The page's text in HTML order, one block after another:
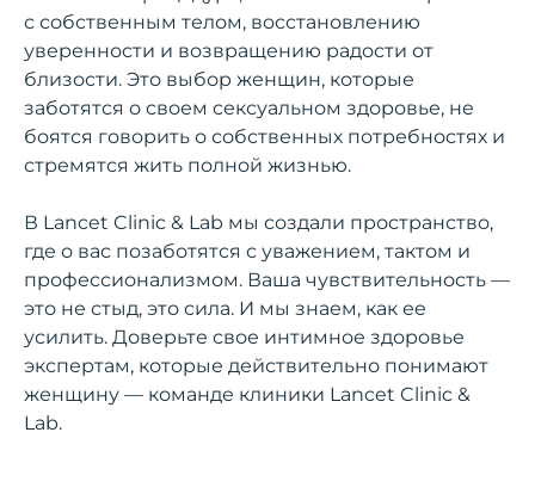
с собственным телом, восстановлению
уверенности и возвращению радости от
близости. Это выбор женщин, которые
заботятся о своем сексуальном здоровье, не
боятся говорить о собственных потребностях и
стремятся жить полной жизнью.
В Lancet Clinic & Lab мы создали пространство,
где о вас позаботятся с уважением, тактом и
профессионализмом. Ваша чувствительность —
это не стыд, это сила. И мы знаем, как ее
усилить. Доверьте свое интимное здоровье
экспертам, которые действительно понимают
женщину — команде клиники Lancet Clinic &
Lab.